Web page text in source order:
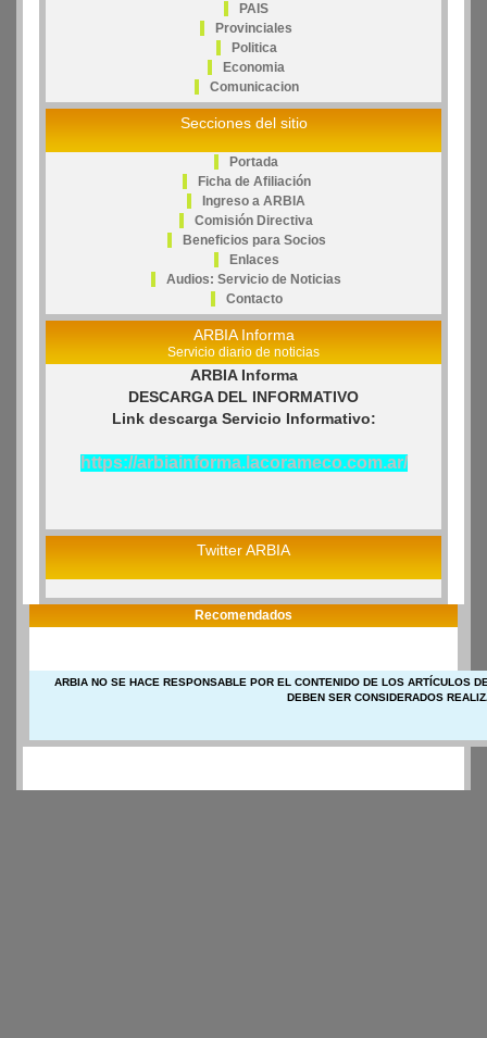
PAIS
Provinciales
Politica
Economia
Comunicacion
Secciones del sitio
Portada
Ficha de Afiliación
Ingreso a ARBIA
Comisión Directiva
Beneficios para Socios
Enlaces
Audios: Servicio de Noticias
Contacto
ARBIA Informa
Servicio diario de noticias
ARBIA Informa
DESCARGA DEL INFORMATIVO
Link descarga Servicio Informativo:
https://arbiainforma.lacorameco.com.ar/
Twitter ARBIA
Recomendados
ARBIA NO SE HACE RESPONSABLE POR EL CONTENIDO DE LOS ARTÍCULOS
DEBEN SER CONSIDERADOS